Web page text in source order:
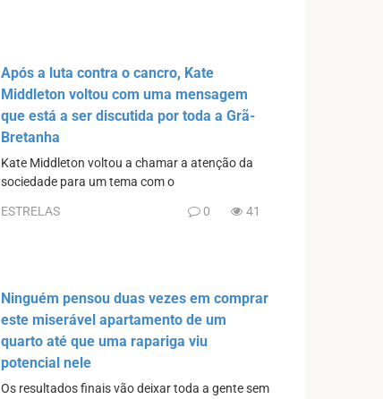
Após a luta contra o cancro, Kate
Middleton voltou com uma mensagem
que está a ser discutida por toda a Grã-
Bretanha
Kate Middleton voltou a chamar a atenção da
sociedade para um tema com o
ESTRELAS 0 41
Ninguém pensou duas vezes em comprar
este miserável apartamento de um
quarto até que uma rapariga viu
potencial nele
Os resultados finais vão deixar toda a gente sem